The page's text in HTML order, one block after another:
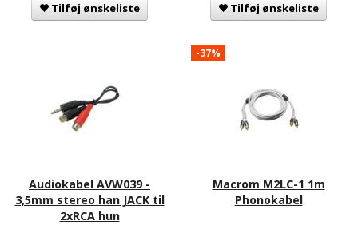
Tilføj ønskeliste
Tilføj ønskeliste
Audiokabel AVW039 -
3,5mm stereo han JACK til
2xRCA hun
-37%
Macrom M2LC-1 1m
Phonokabel